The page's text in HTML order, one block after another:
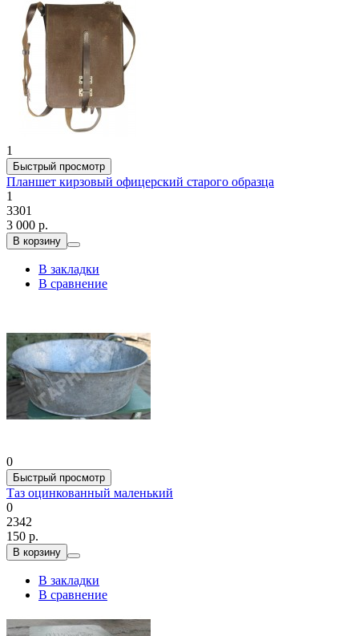
1
Быстрый просмотр
Планшет кирзовый офицерский старого образца
1
3301
3 000 р.
В корзину
В закладки
В сравнение
0
Быстрый просмотр
Таз оцинкованный маленький
0
2342
150 р.
В корзину
В закладки
В сравнение